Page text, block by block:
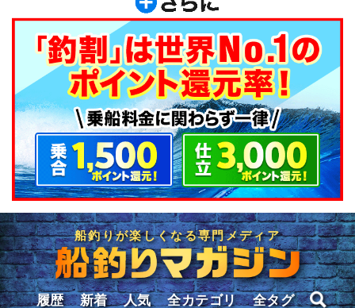
船釣りが楽しくなる専門メディア
履歴 新着 人気 全カテゴリ 全タグ